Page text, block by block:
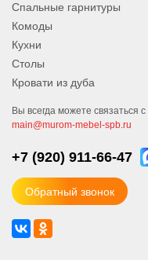
Спальные гарнитуры
Комоды
Кухни
Столы
Кровати из дуба
Вы всегда можете связаться
main@murom-mebel-spb.ru
+7 (920) 911-66-47
Обратный звонок